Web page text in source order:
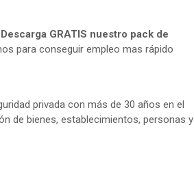
Descarga GRATIS nuestro pack de
para conseguir empleo mas rápido
privada con más de 30 años en el
de bienes, establecimientos, personas y